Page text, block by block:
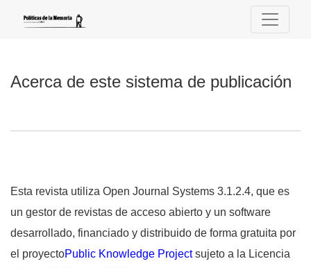
Acerca de este sistema de publicación
Esta revista utiliza Open Journal Systems 3.1.2.4, que es
un gestor de revistas de acceso abierto y un software
desarrollado, financiado y distribuido de forma gratuita por
el proyectoPublic Knowledge Projectsujeto a la Licencia